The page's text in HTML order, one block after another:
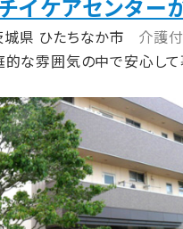
イケアセンター
県 ひたちなか市
介護
的な雰囲気の中で安心して